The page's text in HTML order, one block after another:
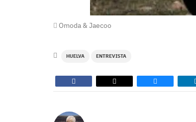
Omoda & Jaecoo
HUELVA ENTREVISTA